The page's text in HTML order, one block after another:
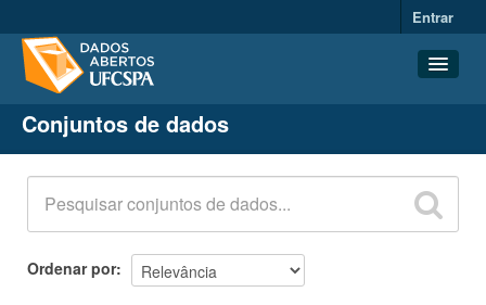
Entrar
Conjuntos de dados
Organizações
Grupos
Sobre
Conjuntos de dados
Ordenar por